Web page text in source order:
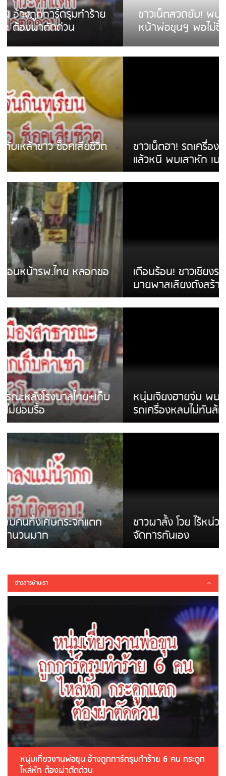
ชาวเน็ตสวดยับ! พบพม่าเร่ขายพวงมาลัย
หน้าพ่อขุนฯ พอไม่ซื้อเดินตาม
ชาวเน็ตฮา! รถเครื่องแม่สายชนป้ายร้านโลงศพ
แล้วหนี พบเสาหัก เบรคหัก หวิดได้ใช้บริการ
เดือนร้อน! ชาวเชียงรายบ่นรถ Isuzu สีขาวซิ่ง
บายพาสเสียงดังสร้างความรำคาญ
หนุ่มเจียงฮายจ่ม พบถังน้ำดื่มตกกลางถนน
รถเครื่องหลบไม่ทันล้มบาดเจ็บ
ชาวผาลั้ง โวย ไร้หน่วยงานดูแล ดินสไลด์ ต้อง
จัดการกันเอง
ข่าวสารบ้านเรา
หนุ่มเที่ยวงานพ่อขุน อ้างถูกการ์ดรุมทำร้าย 6 คน กระดูก
ไหล่หัก ต้องผ่าตัดด่วน